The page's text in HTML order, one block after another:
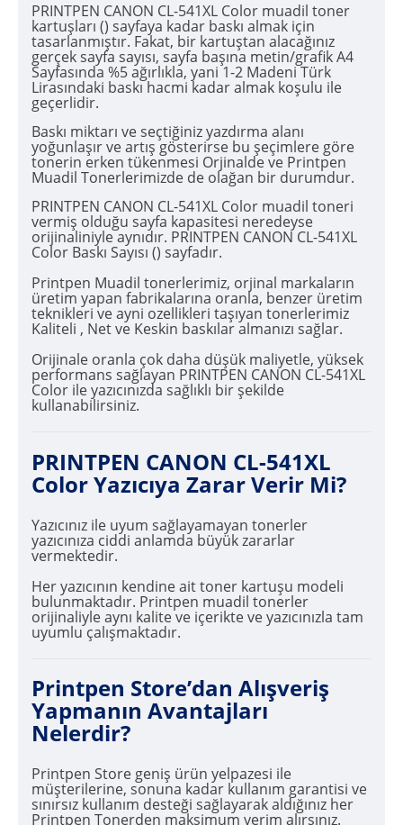
PRINTPEN CANON CL-541XL Color muadil toner
kartuşları () sayfaya kadar baskı almak için
tasarlanmıştır. Fakat, bir kartuştan alacağınız
gerçek sayfa sayısı, sayfa başına metin/grafik A4
Sayfasında %5 ağırlıkla, yani 1-2 Madeni Türk
Lirasındaki baskı hacmi kadar almak koşulu ile
geçerlidir.
Baskı miktarı ve seçtiğiniz yazdırma alanı
yoğunlaşır ve artış gösterirse bu şeçimlere göre
tonerin erken tükenmesi Orjinalde ve Printpen
Muadil Tonerlerimizde de olağan bir durumdur.
PRINTPEN CANON CL-541XL Color muadil toneri
vermiş olduğu sayfa kapasitesi neredeyse
orijinaliniyle aynıdır. PRINTPEN CANON CL-541XL
Color Baskı Sayısı () sayfadır.
Printpen Muadil tonerlerimiz, orjinal markaların
üretim yapan fabrikalarına oranla, benzer üretim
teknikleri ve ayni ozellikleri taşıyan tonerlerimiz
Kaliteli , Net ve Keskin baskılar almanızı sağlar.
Orijinale oranla çok daha düşük maliyetle, yüksek
performans sağlayan PRINTPEN CANON CL-541XL
Color ile yazıcınızda sağlıklı bir şekilde
kullanabilirsiniz.
PRINTPEN CANON CL-541XL
Color Yazıcıya Zarar Verir Mi?
Yazıcınız ile uyum sağlayamayan tonerler
yazıcınıza ciddi anlamda büyük zararlar
vermektedir.
Her yazıcının kendine ait toner kartuşu modeli
bulunmaktadır. Printpen muadil tonerler
orijinaliyle aynı kalite ve içerikte ve yazıcınızla tam
uyumlu çalışmaktadır.
Printpen Store’dan Alışveriş
Yapmanın Avantajları
Nelerdir?
Printpen Store geniş ürün yelpazesi ile
müşterilerine, sonuna kadar kullanım garantisi ve
sınırsız kullanım desteği sağlayarak aldığınız her
Printpen Tonerden maksimum verim alırsınız.